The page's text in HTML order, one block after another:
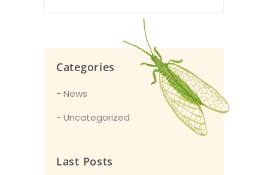
Categories
News
Uncategorized
Last Posts